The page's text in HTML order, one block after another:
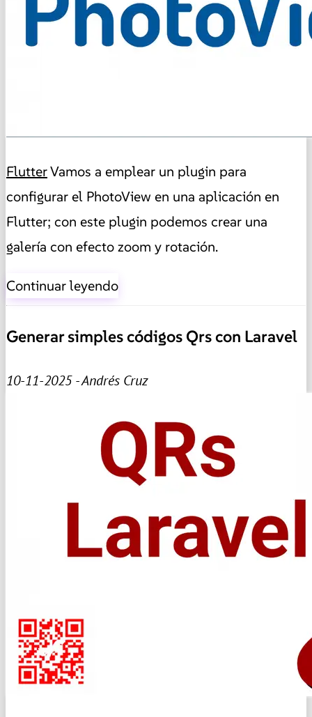
FlutterVamos a emplear un plugin para
configurar el PhotoView en una aplicación en
Flutter; con este plugin podemos crear una
galería con efecto zoom y rotación.
Continuar leyendo
Generar simples códigos Qrs con Laravel
10-11-2025 - Andrés Cruz